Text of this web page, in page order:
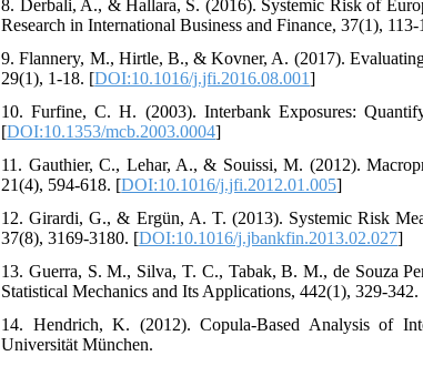
8. Derbali, A., & Hallara, S. (2016). Systemic Risk of
Research in International Business and Finance, 37(1),
9. Flannery, M., Hirtle, B., & Kovner, A. (2017).
29(1), 1-18. [DOI:10.1016/j.jfi.2016.08.001]
10. Furfine, C. H. (2003). Interbank Exposures:
[DOI:10.1353/mcb.2003.0004]
11. Gauthier, C., Lehar, A., & Souissi, M. (2012).
21(4), 594-618. [DOI:10.1016/j.jfi.2012.01.005]
12. Girardi, G., & Ergün, A. T. (2013). Systemic Risk
37(8), 3169-3180. [DOI:10.1016/j.jbankfin.2013.02.027]
13. Guerra, S. M., Silva, T. C., Tabak, B. M., de Souza
Statistical Mechanics and Its Applications, 442(1), 329-342.
14. Hendrich, K. (2012). Copula-Based Analysis of
Universität München.